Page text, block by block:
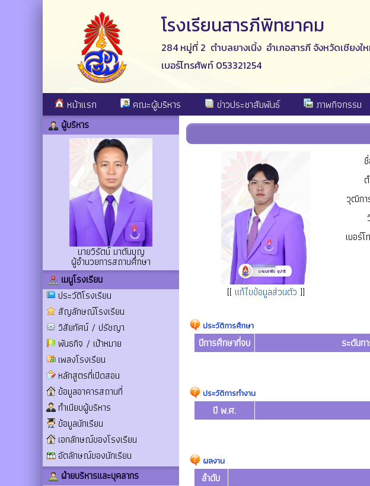
โรงเรียนสารภีพิทยาคม
284 หมู่ที่ 2 ตำบลยางเนิ้ง อำเภอสารภี จังหวัดเชียงใ
เบอร์โทรศัพท์ 053321254
หน้าแรก คณะผู้บริหาร ข่าวประชาสัมพันธ์ ภาพกิจกรรม
ผู้บริหาร
นายวิรัตน์ มาตันบุญ
ผู้อำนวยการสถานศึกษา
เมนูโรงเรียน
ประวัติโรงเรียน
สัญลักษณ์โรงเรียน
วิสัยทัศน์ / ปรัชญา
พันธกิจ / เป้าหมาย
เพลงโรงเรียน
หลักสูตรที่เปิดสอน
ข้อมูลอาคารสถานที่
ทำเนียบผู้บริหาร
ข้อมูลนักเรียน
เอกลักษณ์ของโรงเรียน
อัตลักษณ์ของนักเรียน
ฝ่ายบริหารและบุคลากร
[[ แก้ไขข้อมูลส่วนตัว ]]
วุฒิกา
เบอร์
ประวัติการศึกษา
ปีการศึกษาที่จบ ระดับก
ประวัติการทำงาน
ปี พ.ศ.
ผลงาน
ลำดับ